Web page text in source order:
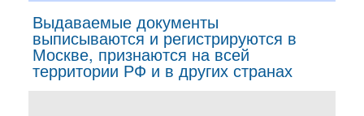
Выдаваемые документы
выписываются и регистрируются в
Москве, признаются на всей
территории РФ и в других странах